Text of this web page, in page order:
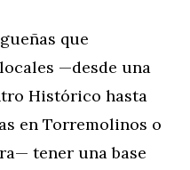
que
—desde una
Histórico hasta
en Torremolinos o
tener una base